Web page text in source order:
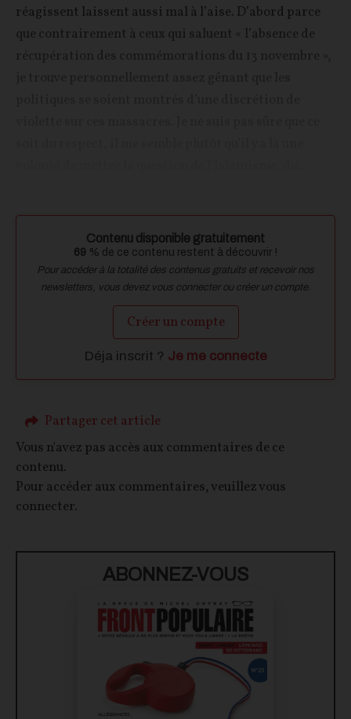
réagissent laissent aussi mal à l’aise. D’abord parce
que contrairement à ceux qui saluent « l’absence de
Contenu disponible gratuitement
69 % de ce contenu restent à découvrir !
Pour accéder à la totalité des contenus gratuits et recevoir nos
newsletters, vous devez vous connecter ou créer un compte.
Créer un compte
Déja inscrit ? Je me connecte
Partager cet article
Vous n'avez pas accès aux commentaires de ce
contenu.
Pour accéder aux commentaires, veuillez vous
connecter.
ABONNEZ-VOUS